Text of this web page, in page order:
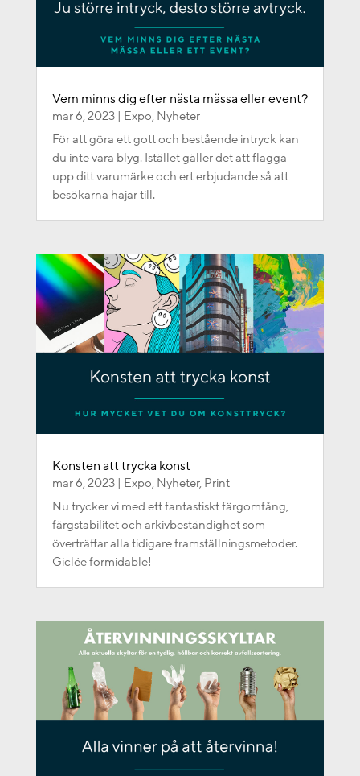
Vem minns dig efter nästa mässa eller event?
mar 6, 2023| Expo, Nyheter
För att göra ett gott och bestående intryck kan
du inte vara blyg. Istället gäller det att flagga
upp ditt varumärke och ert erbjudande så att
besökarna hajar till.
Konsten att trycka konst
mar 6, 2023| Expo, Nyheter, Print
Nu trycker vi med ett fantastiskt färgomfång,
färgstabilitet och arkivbeständighet som
överträffar alla tidigare framställningsmetoder.
Giclée formidable!